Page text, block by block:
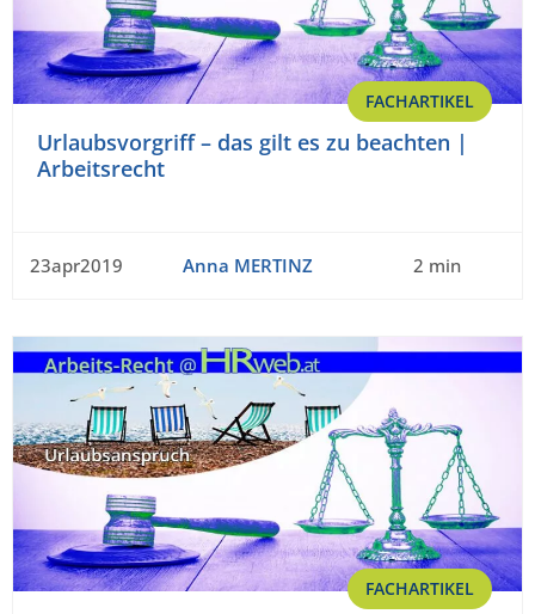
FACHARTIKEL
Urlaubsvorgriff – das gilt es zu beachten |
Arbeitsrecht
23apr2019 Anna MERTINZ 2 min
FACHARTIKEL